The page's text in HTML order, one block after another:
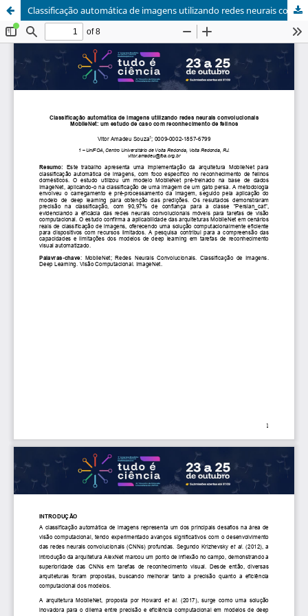
Classificação automática de imagens utilizando redes neurais convolucionais MobileNet